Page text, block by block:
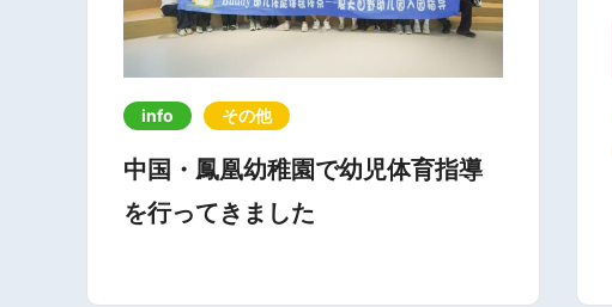
info その他
中国・鳳凰幼稚園で幼児体育指導
を行ってきました